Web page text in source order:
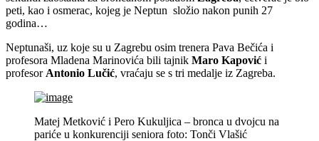
peti, kao i osmerac, kojeg je Neptun složio nakon punih 27
godina…
Neptunaši, uz koje su u Zagrebu osim trenera Pava Bečića i
profesora Mladena Marinovića bili tajnik Maro Kapović i
profesor Antonio Lučić, vraćaju se s tri medalje iz Zagreba.
Matej Metković i Pero Kukuljica – bronca u dvojcu na
pariće u konkurenciji seniora foto: Tonči Vlašić